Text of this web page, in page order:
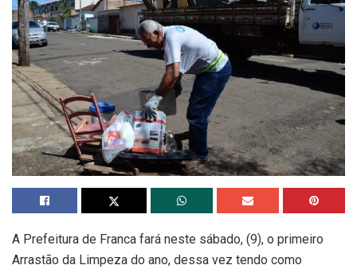
A Prefeitura de Franca fará neste sábado, (9), o primeiro
Arrastão da Limpeza do ano, dessa vez tendo como